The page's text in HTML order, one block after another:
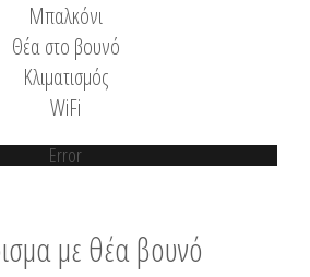
Μπαλκόνι
Θέα στο βουνό
Κλιματισμός
WiFi
Error
με θέα βουνό